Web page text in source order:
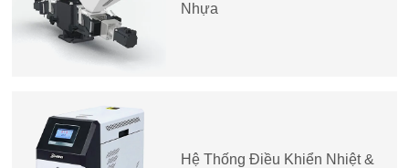
Nhựa
Hệ Thống Điều Khiển Nhiệt &